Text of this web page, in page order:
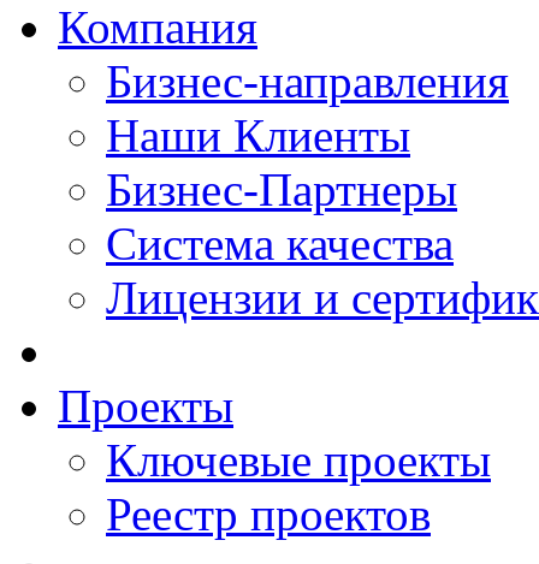
Компания
Бизнес-направления
Наши Клиенты
Бизнес-Партнеры
Система качества
Лицензии и
Проекты
Ключевые проекты
Реестр проектов